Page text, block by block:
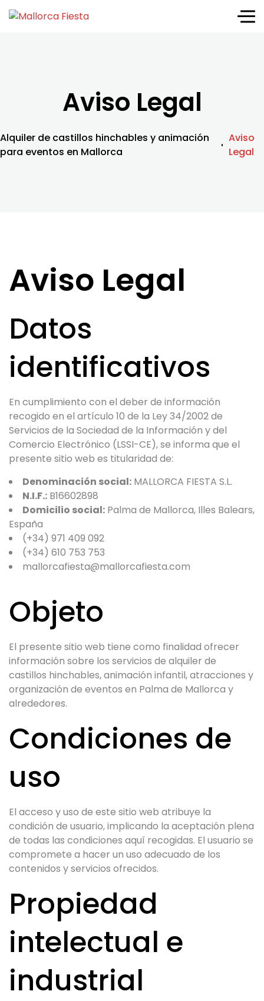
Aviso Legal
Alquiler de castillos hinchables y animación
para eventos en Mallorca
Aviso
Legal
Aviso Legal
Datos
identificativos
En cumplimiento con el deber de información
recogido en el artículo 10 de la Ley 34/2002 de
Servicios de la Sociedad de la Información y del
Comercio Electrónico (LSSI-CE), se informa que el
presente sitio web es titularidad de:
Denominación social: MALLORCA FIESTA S.L.
N.I.F.: B16602898
Domicilio social: Palma de Mallorca, Illes Balears,
España
(+34) 971 409 092
(+34) 610 753 753
mallorcafiesta@mallorcafiesta.com
Objeto
El presente sitio web tiene como finalidad ofrecer
información sobre los servicios de alquiler de
castillos hinchables, animación infantil, atracciones y
organización de eventos en Palma de Mallorca y
alrededores.
Condiciones de
uso
El acceso y uso de este sitio web atribuye la
condición de usuario, implicando la aceptación plena
de todas las condiciones aquí recogidas. El usuario se
compromete a hacer un uso adecuado de los
contenidos y servicios ofrecidos.
Propiedad
intelectual e
industrial